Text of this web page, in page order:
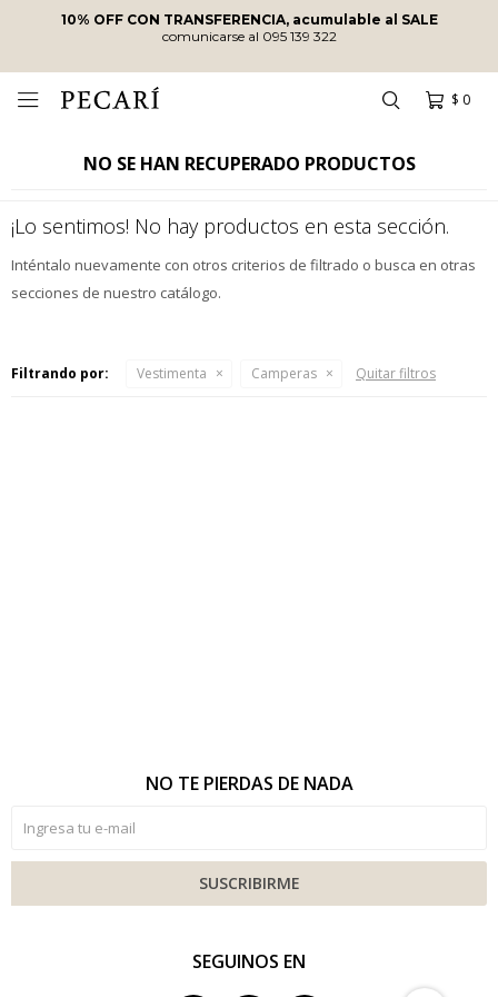
10% OFF CON TRANSFERENCIA, acumulable al SALE
comunicarse al 095 139 322
$ 0

NO SE HAN RECUPERADO PRODUCTOS
¡Lo sentimos! No hay productos en esta sección.
Inténtalo nuevamente con otros criterios de filtrado o busca en otras
secciones de nuestro catálogo.
Filtrando por: Vestimenta Camperas Quitar filtros
SEGUINOS EN
NO TE PIERDAS DE NADA
SUSCRIBIRME